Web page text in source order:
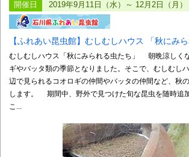
開催日 2019年9月11日（水）～ 12月2日（月）
【ふれあい昆虫館】むしむしハウス 「秋にみら
むしむしハウス「秋にみられる虫たち」 朝晩涼しく
ギやバッタ類の季節となりました。そこで、むしむし
辺で見られるコオロギの仲間やバッタの仲間など、秋
します。 期間中、野外で見つけた旬な昆虫を随時追
こ...